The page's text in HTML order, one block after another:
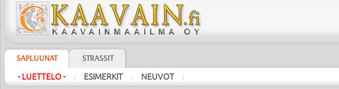
SAPLUUNAT STRASSIT
- LUETTELO - | ESIMERKIT | NEUVOT |